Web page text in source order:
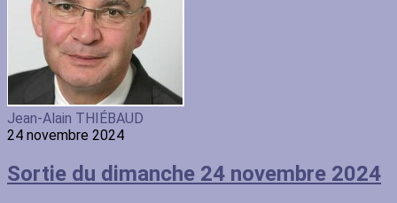
Jean-Alain THIÉBAUD
24 novembre 2024
Sortie du dimanche 24 novembre 2024